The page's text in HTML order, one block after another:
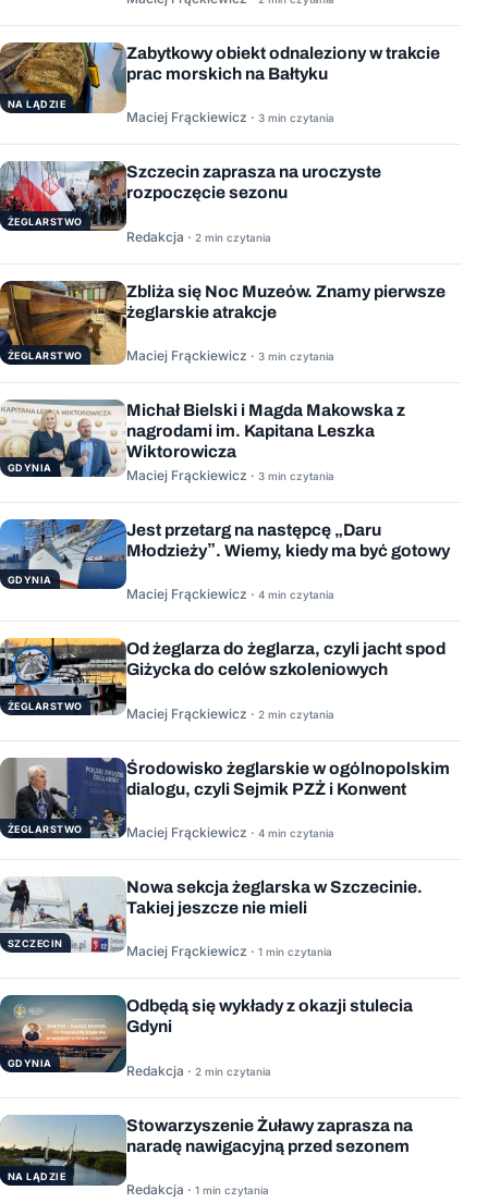
NA LĄDZIE
Zabytkowy obiekt odnaleziony w trakcie
prac morskich na Bałtyku
Maciej Frąckiewicz · 3 min czytania
ŻEGLARSTWO
Szczecin zaprasza na uroczyste
rozpoczęcie sezonu
Redakcja · 2 min czytania
ŻEGLARSTWO
Zbliża się Noc Muzeów. Znamy pierwsze
żeglarskie atrakcje
Maciej Frąckiewicz · 3 min czytania
GDYNIA
Michał Bielski i Magda Makowska z
nagrodami im. Kapitana Leszka
Wiktorowicza
Maciej Frąckiewicz · 3 min czytania
GDYNIA
Jest przetarg na następcę „Daru
Młodzieży”. Wiemy, kiedy ma być gotowy
Maciej Frąckiewicz · 4 min czytania
ŻEGLARSTWO
Od żeglarza do żeglarza, czyli jacht spod
Giżycka do celów szkoleniowych
Maciej Frąckiewicz · 2 min czytania
ŻEGLARSTWO
Środowisko żeglarskie w ogólnopolskim
dialogu, czyli Sejmik PZŻ i Konwent
Maciej Frąckiewicz · 4 min czytania
SZCZECIN
Nowa sekcja żeglarska w Szczecinie.
Takiej jeszcze nie mieli
Maciej Frąckiewicz · 1 min czytania
GDYNIA
Odbędą się wykłady z okazji stulecia
Gdyni
Redakcja · 2 min czytania
NA LĄDZIE
Stowarzyszenie Żuławy zaprasza na
naradę nawigacyjną przed sezonem
Redakcja · 1 min czytania